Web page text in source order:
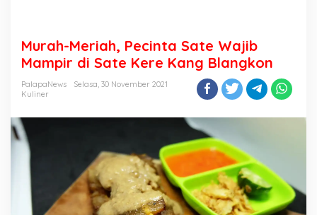
Murah-Meriah, Pecinta Sate Wajib
Mampir di Sate Kere Kang Blangkon
PalapaNews
Selasa, 30 November 2021
Kuliner